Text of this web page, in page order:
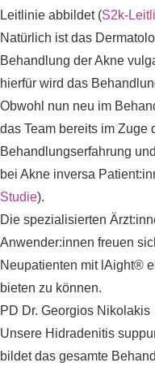
Leitlinie abbildet (S2k-
Natürlich ist das
Behandlung der Akne
hierfür wird das
Obwohl nun neu im
das Team bereits im Zuge
Behandlungserfahrung
bei Akne inversa
Studie).
Die spezialisierten
Anwender:innen freuen
Neupatienten mit lAight®
bieten zu können.
PD Dr. Georgios Nikolakis
Unsere Hidradenitis
bildet das gesamte